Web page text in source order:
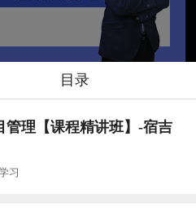
目录
管理【课程精讲班】-宿吉
习